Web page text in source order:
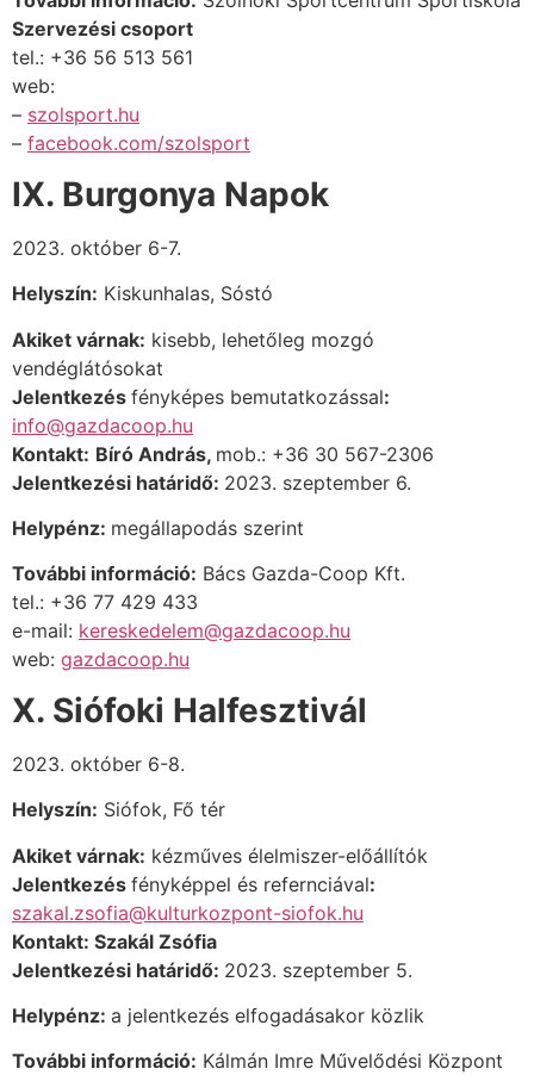
Szervezési csoport
tel.: +36 56 513 561
web:
– szolsport.hu
– facebook.com/szolsport
IX. Burgonya Napok
2023. október 6-7.
Helyszín: Kiskunhalas, Sóstó
Akiket várnak: kisebb, lehetőleg mozgó
vendéglátósokat
Jelentkezés fényképes bemutatkozással:
info@gazdacoop.hu
Kontakt: Bíró András, mob.: +36 30 567-2306
Jelentkezési határidő: 2023. szeptember 6.
Helypénz: megállapodás szerint
További információ: Bács Gazda-Coop Kft.
tel.: +36 77 429 433
e-mail: kereskedelem@gazdacoop.hu
web: gazdacoop.hu
X. Siófoki Halfesztivál
2023. október 6-8.
Helyszín: Siófok, Fő tér
Akiket várnak: kézműves élelmiszer-előállítók
Jelentkezés fényképpel és refernciával:
szakal.zsofia@kulturkozpont-siofok.hu
Kontakt: Szakál Zsófia
Jelentkezési határidő: 2023. szeptember 5.
Helypénz: a jelentkezés elfogadásakor közlik
További információ: Kálmán Imre Művelődési Központ